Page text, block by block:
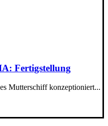
Fertigstellung
Mutterschiff konzeptioniert...